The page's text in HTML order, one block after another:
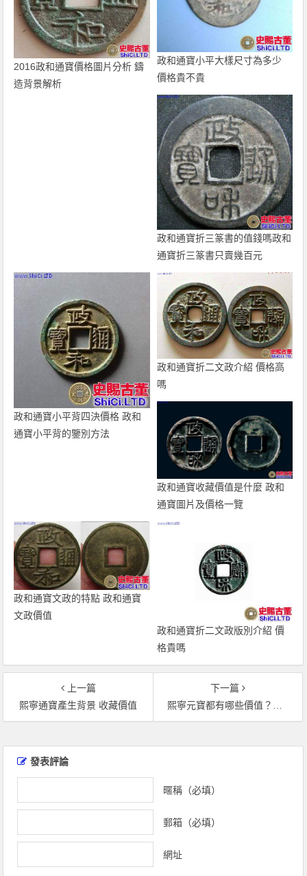
2016政和通寶價格圖片分析 鑄
造背景解析
政和通寶小平大樣尺寸為多少
價格貴不貴
政和通寶折三篆書的值錢嗎政和
通寶折三篆書只賣幾百元
政和通寶小平背四決價格 政和
通寶小平背的鑒別方法
政和通寶折二文政介紹 價格高
嗎
政和通寶收藏價值是什麼 政和
通寶圖片及價格一覽
政和通寶文政的特點 政和通寶
文政價值
政和通寶折二文政版別介紹 價
格貴嗎
上一篇
熙寧通寶產生背景 收藏價值
下一篇
熙寧元寶都有哪些價值？熙寧元寶價格多少錢？
發表評論
暱稱（必填）
郵箱（必填）
網址